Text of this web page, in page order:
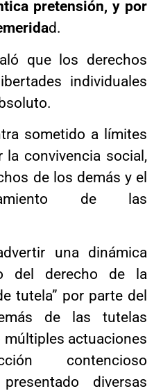
pretensión, y por
d.
que los derechos
individuales
sometido a límites
la convivencia social,
de los demás y el
de las
una dinámica
del derecho de la
tutela” por parte del
de las tutelas
múltiples actuaciones
contencioso
diversas